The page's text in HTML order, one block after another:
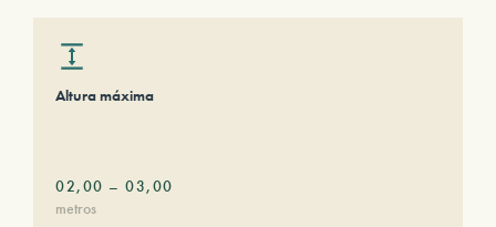
Altura máxima
02,00 – 03,00
metros